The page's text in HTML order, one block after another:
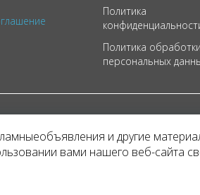
Политика
Политика обработки
персональных
и другие
вами нашего веб-сайта